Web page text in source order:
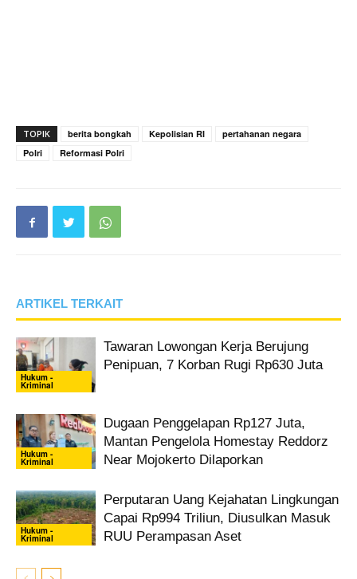
TOPIK berita bongkah Kepolisian RI
pertahanan negara
Polri
Reformasi Polri
ARTIKEL TERKAIT
Hukum -
Kriminal
Tawaran Lowongan Kerja Berujung
Penipuan, 7 Korban Rugi Rp630 Juta
Hukum -
Kriminal
Dugaan Penggelapan Rp127 Juta,
Mantan Pengelola Homestay Reddorz
Near Mojokerto Dilaporkan
Hukum -
Kriminal
Perputaran Uang Kejahatan Lingkungan
Capai Rp994 Triliun, Diusulkan Masuk
RUU Perampasan Aset